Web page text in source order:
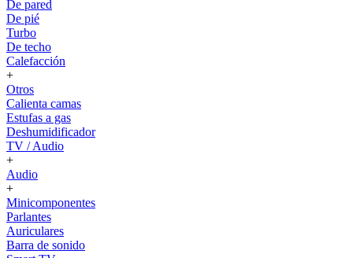
De pared
De pié
Turbo
De techo
Calefacción
+
Otros
Calienta camas
Estufas a gas
Deshumidificador
TV / Audio
+
Audio
+
Minicomponentes
Parlantes
Auriculares
Barra de sonido